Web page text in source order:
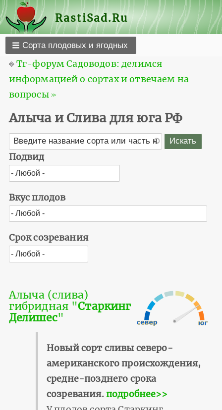
RastiSad.Ru
Сорта плодовых и ягодных
⎆Тг-форум Садоводов: делимся
информацией о сортах и отвечаем на
вопросы ≫
Алыча и Слива для юга РФ
Подвид
Вкус плодов
Срок созревания
Алыча (слива)
гибридная "Старкинг
Делишес"
Новый сорт сливы северо-
американского происхождения,
средне-позднего срока
созревания.подробнее>>